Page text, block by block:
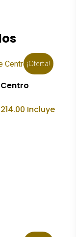
¡Oferta!
Al Carrito
214.00 El
precio
Incluye